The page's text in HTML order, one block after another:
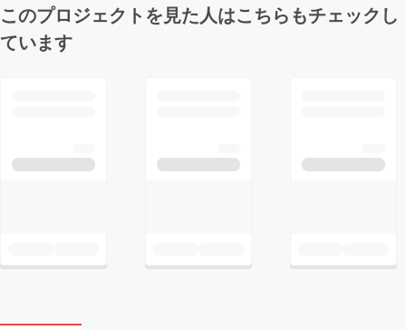
このプロジェクトを見た人はこちらもチェックし
ています